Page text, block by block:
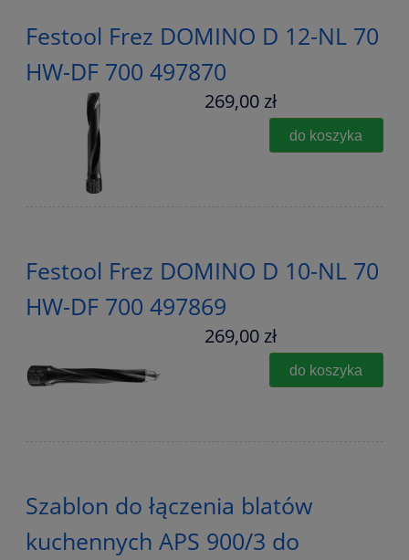
Festool Frez DOMINO D 12-NL 70
HW-DF 700 497870
269,00 zł
do koszyka
Festool Frez DOMINO D 10-NL 70
HW-DF 700 497869
269,00 zł
do koszyka
Szablon do łączenia blatów
kuchennych APS 900/3 do